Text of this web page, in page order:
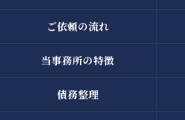
ご依頼の流れ
当事務所の特徴
債務整理